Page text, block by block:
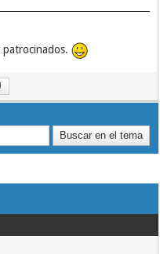
patrocinados.